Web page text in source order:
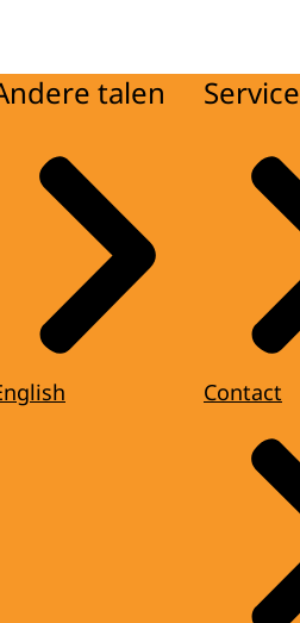
talen Service
Contact